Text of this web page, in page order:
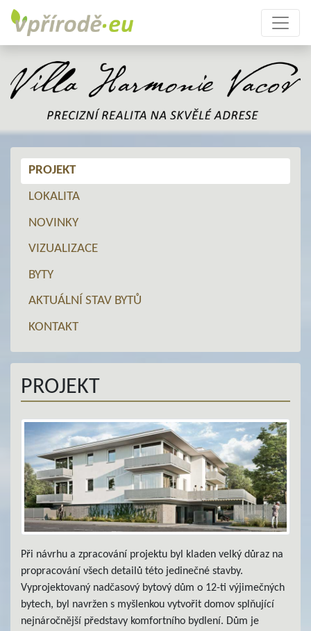
PROJEKT
LOKALITA
NOVINKY
VIZUALIZACE
BYTY
AKTUÁLNÍ STAV BYTŮ
KONTAKT
PROJEKT
Při návrhu a zpracování projektu byl kladen velký důraz na
propracování všech detailů této jedinečné stavby.
Vyprojektovaný nadčasový bytový dům o 12-ti výjimečných
bytech, byl navržen s myšlenkou vytvořit domov splňující
nejnáročnější představy komfortního bydlení. Dům je